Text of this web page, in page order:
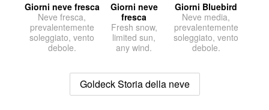
Giorni neve fresca
Neve fresca,
prevalentemente
soleggiato, vento
debole.
Giorni neve
fresca
Fresh snow,
limited sun,
any wind.
Giorni Bluebird
Neve media,
prevalentemente
soleggiato, vento
debole.
Goldeck Storia della neve